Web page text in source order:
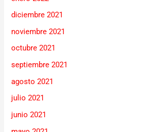
diciembre 2021
noviembre 2021
octubre 2021
septiembre 2021
agosto 2021
julio 2021
junio 2021